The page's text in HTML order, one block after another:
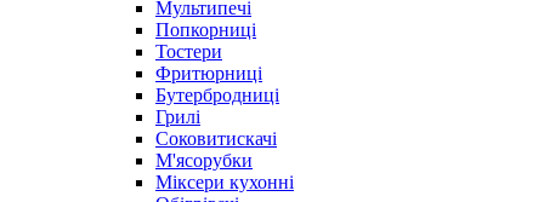
Мультипечі
Попкорниці
Тостери
Фритюрниці
Бутербродниці
Грилі
Соковитискачі
М'ясорубки
Міксери кухонні